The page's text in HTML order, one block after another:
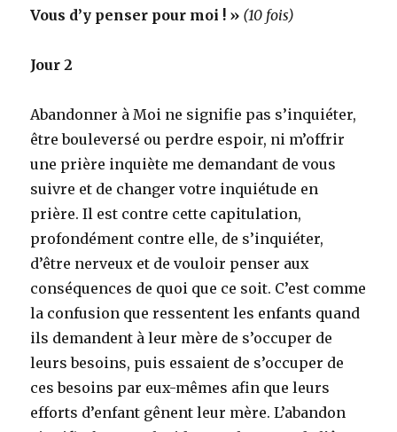
Vous d’y penser pour moi ! » (10 fois)
Jour 2
Abandonner à Moi ne signifie pas s’inquiéter,
être bouleversé ou perdre espoir, ni m’offrir
une prière inquiète me demandant de vous
suivre et de changer votre inquiétude en
prière. Il est contre cette capitulation,
profondément contre elle, de s’inquiéter,
d’être nerveux et de vouloir penser aux
conséquences de quoi que ce soit. C’est comme
la confusion que ressentent les enfants quand
ils demandent à leur mère de s’occuper de
leurs besoins, puis essaient de s’occuper de
ces besoins par eux-mêmes afin que leurs
efforts d’enfant gênent leur mère. L’abandon